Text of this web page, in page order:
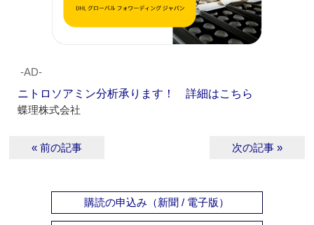
‐AD‐
ニトロソアミン分析承ります！ 詳細はこちら
蝶理株式会社
« 前の記事 次の記事 »
購読の申込み（新聞 / 電子版）